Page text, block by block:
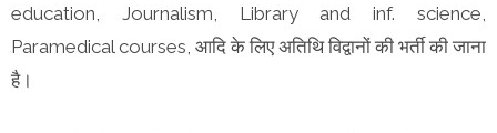
education, Journalism, Library and inf. science,
Paramedical courses, आदि के लिए अतिथि विद्वानों की भर्ती की जाना
है।